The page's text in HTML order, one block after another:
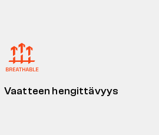
Vaatteen hengittävyys